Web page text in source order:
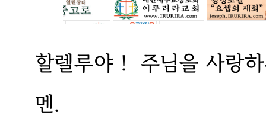
할렐루야！ 주님을 사랑
멘.